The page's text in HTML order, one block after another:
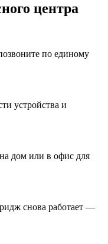
центра
по единому
устройства и
дом или в офис для
снова работает —